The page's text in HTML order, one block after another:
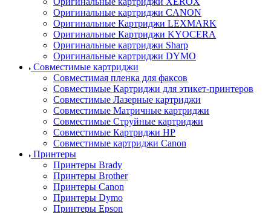
Оригинальные картриджи CANON
Оригинальные Картриджи LEXMARK
Оригинальные Картриджи KYOCERA
Оригинальные картриджи Sharp
Оригинальные картриджи DYMO
Совместимые картриджи
Совместимая пленка для факсов
Совместимые Картриджи для этикет-принтеров
Совместимые Лазерные картриджи
Совместимые Матричные картриджи
Совместимые Струйные картриджи
Совместимые Картриджи HP
Совместимые картриджи Canon
Принтеры
Принтеры Brady
Принтеры Brother
Принтеры Canon
Принтеры Dymo
Принтеры Epson